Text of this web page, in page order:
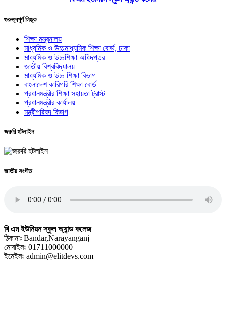
গুরুত্বপূর্ণ লিঙ্ক
শিক্ষা মন্ত্রনালয়
মাধ্যমিক ও উচ্চমাধ্যমিক শিক্ষা বোর্ড, ঢাকা
মাধ্যমিক ও উচ্চশিক্ষা অধিদপ্তর
জাতীয় বিশ্ববিদ্যালয়
মাধ্যমিক ও উচ্চ শিক্ষা বিভাগ
বাংলাদেশ কারিগরি শিক্ষা বোর্ড
প্রধানমন্ত্রীর শিক্ষা সহায়তা ট্রাস্ট
প্রধানমন্ত্রীর কার্যালয়
মন্ত্রীপরিষদ বিভাগ
জরুরি হটলাইন
জাতীয় সংগীত
বি এম ইউনিয়ন স্কুল অ্যান্ড কলেজ
ঠিকানাঃ Bandar,Narayanganj
মোবাইলঃ 01711000000
ইমেইলঃ admin@elitdevs.com